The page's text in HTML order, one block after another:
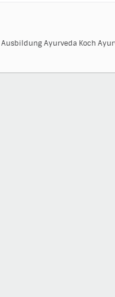
AusbildungAyurveda Koch